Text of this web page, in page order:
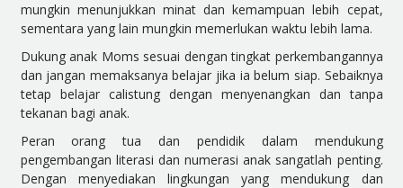
mungkin menunjukkan minat dan kemampuan lebih cepat,
sementara yang lain mungkin memerlukan waktu lebih lama.
Dukung anak Moms sesuai dengan tingkat perkembangannya
dan jangan memaksanya belajar jika ia belum siap. Sebaiknya
tetap belajar calistung dengan menyenangkan dan tanpa
tekanan bagi anak.
Peran orang tua dan pendidik dalam mendukung
pengembangan literasi dan numerasi anak sangatlah penting.
Dengan menyediakan lingkungan yang mendukung dan